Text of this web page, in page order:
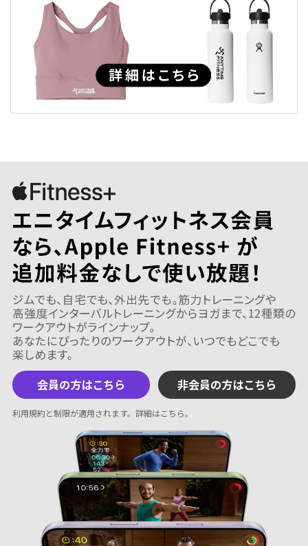
会員の方はこちら 非会員の方はこちら
利用規約と制限が適用されます。 詳細はこちら。